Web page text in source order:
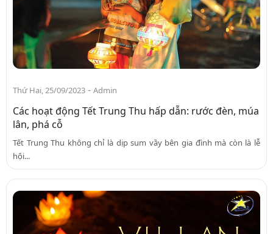
Thứ Hai, 25/09/2023 - Admin
Các hoạt động Tết Trung Thu hấp dẫn: rước đèn, múa
lân, phá cỗ
Tết Trung Thu không chỉ là dịp sum vầy bên gia đình mà còn là lễ
hội...